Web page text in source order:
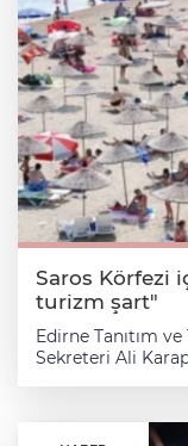
Saros Körfezi
turizm şart"
Edirne Tanıtım
Sekreteri Ali
kararlılıkla